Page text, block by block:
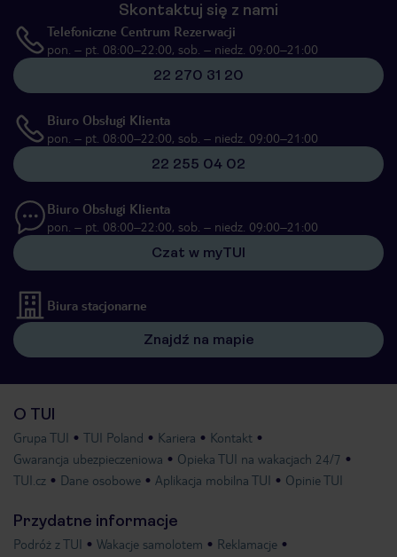
Skontaktuj się z nami
Telefoniczne Centrum Rezerwacji
pon. – pt. 08:00–22:00, sob. – niedz. 09:00–21:00
22 270 31 20
Biuro Obsługi Klienta
pon. – pt. 08:00–22:00, sob. – niedz. 09:00–21:00
22 255 04 02
Biuro Obsługi Klienta
pon. – pt. 08:00–22:00, sob. – niedz. 09:00–21:00
Czat w myTUI
Biura stacjonarne
Znajdź na mapie
O TUI
Grupa TUI TUI Poland Kariera
Kontakt
Gwarancja ubezpieczeniowa
Opieka TUI na wakacjach 24/7
TUI.cz
Dane osobowe Aplikacja mobilna TUI Opinie TUI
Przydatne informacje
Podróż z TUI Wakacje samolotem Reklamacje